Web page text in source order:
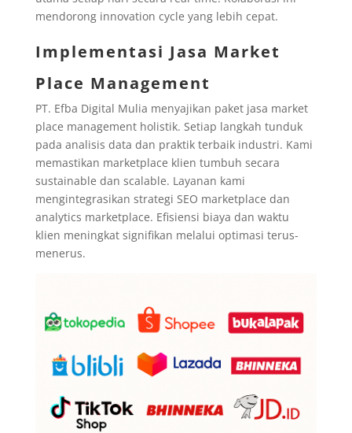
mendorong innovation cycle yang lebih cepat.
Implementasi Jasa Market
Place Management
PT. Efba Digital Mulia menyajikan paket jasa market
place management holistik. Setiap langkah tunduk
pada analisis data dan praktik terbaik industri. Kami
memastikan marketplace klien tumbuh secara
sustainable dan scalable. Layanan kami
mengintegrasikan strategi SEO marketplace dan
analytics marketplace. Efisiensi biaya dan waktu
klien meningkat signifikan melalui optimasi terus-
menerus.